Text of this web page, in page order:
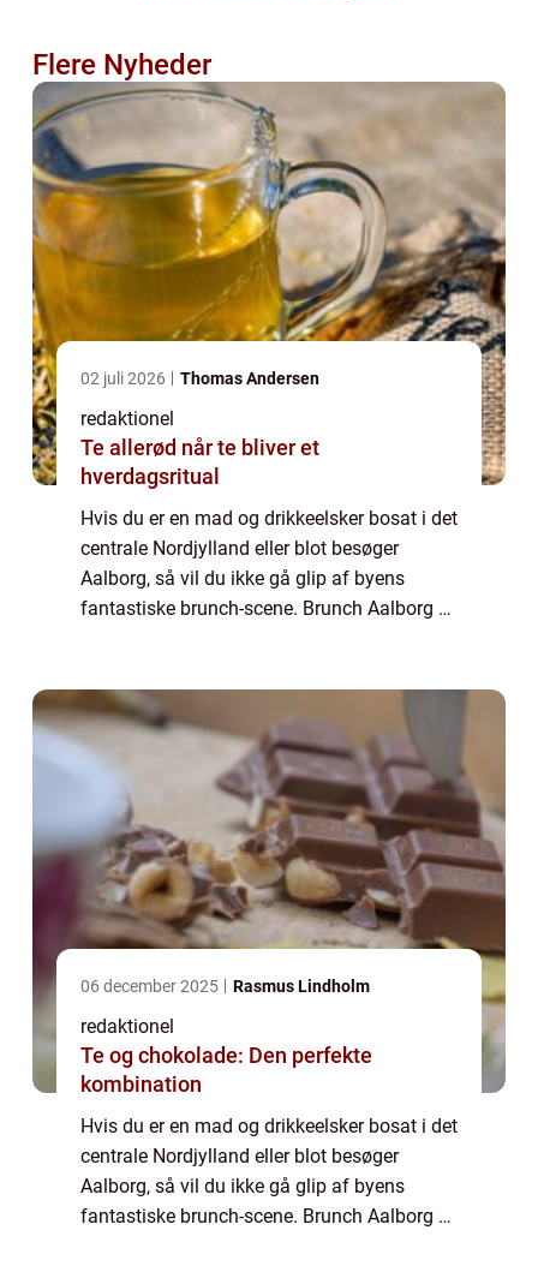
Flere Nyheder
02 juli 2026 Thomas Andersen
redaktionel
Te allerød når te bliver et
hverdagsritual
Hvis du er en mad og drikkeelsker bosat i det
centrale Nordjylland eller blot besøger
Aalborg, så vil du ikke gå glip af byens
fantastiske brunch-scene. Brunch Aalborg er
06 december 2025 Rasmus Lindholm
redaktionel
Te og chokolade: Den perfekte
kombination
Hvis du er en mad og drikkeelsker bosat i det
centrale Nordjylland eller blot besøger
Aalborg, så vil du ikke gå glip af byens
fantastiske brunch-scene. Brunch Aalborg er